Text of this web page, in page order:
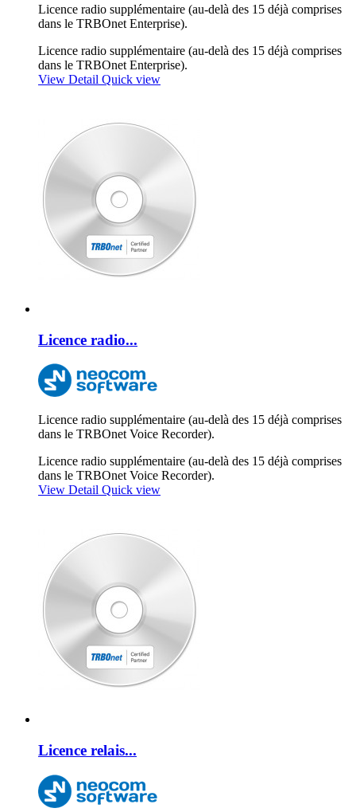
Licence radio supplémentaire (au-delà des 15 déjà comprises
dans le TRBOnet Enterprise).
Licence radio supplémentaire (au-delà des 15 déjà comprises
dans le TRBOnet Enterprise).
View Detail Quick view
Licence radio...
Licence radio supplémentaire (au-delà des 15 déjà comprises
dans le TRBOnet Voice Recorder).
Licence radio supplémentaire (au-delà des 15 déjà comprises
dans le TRBOnet Voice Recorder).
View Detail Quick view
Licence relais...